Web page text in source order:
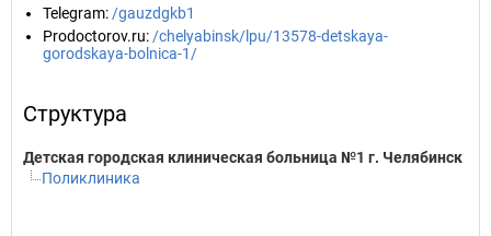
Telegram: /gauzdgkb1
Prodoctorov.ru: /chelyabinsk/lpu/13578-detskaya-
gorodskaya-bolnica-1/
Структура
Детская городская клиническая больница №1 г. Челябинск
Поликлиника